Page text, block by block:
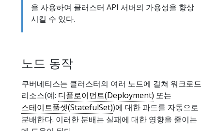
을 사용하여 클러스터 API 서버의 가용성을 향상
시킬 수 있다.
노드 동작
쿠버네티스는 클러스터의 여러 노드에 걸쳐 워크로드
리소스(예: 디플로이먼트(Deployment) 또는
스테이트풀셋(StatefulSet))에 대한 파드를 자동으로
분배한다. 이러한 분배는 실패에 대한 영향을 줄이는